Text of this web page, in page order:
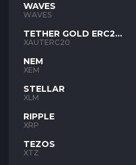
WAVES
WAVES
TETHER GOLD ERC20
XAUT
XAUTERC20
NEM
XEM
STELLAR
XLM
RIPPLE
XRP
TEZOS
XTZ